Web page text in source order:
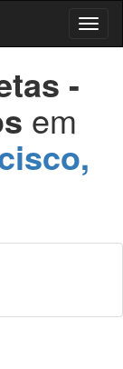
Menu
-
em